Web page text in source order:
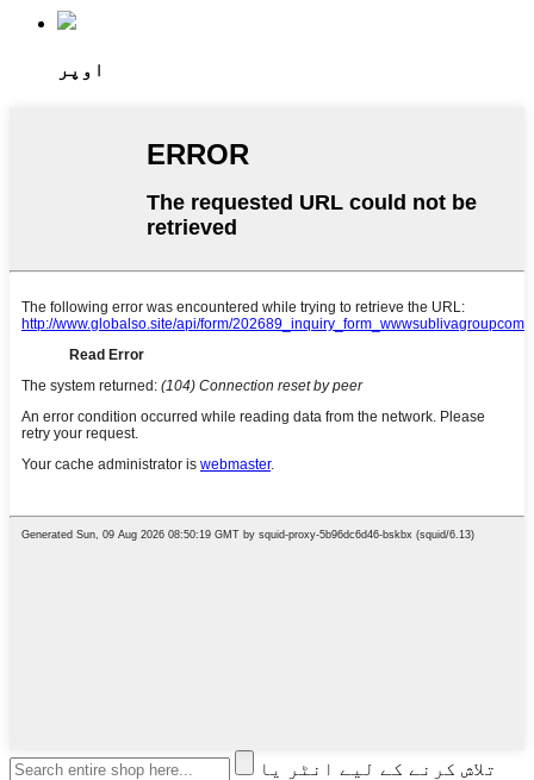
اوپر
تلاش کرنے کے لیے انٹر یا